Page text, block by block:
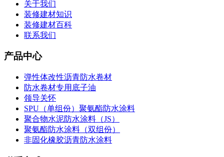
关于我们
装修建材知识
装修建材百科
联系我们
产品中心
弹性体改性沥青防水卷材
防水卷材专用底子油
领导关怀
SPU（单组份）聚氨酯防水涂料
聚合物水泥防水涂料（JS）
聚氨酯防水涂料（双组份）
非固化橡胶沥青防水涂料